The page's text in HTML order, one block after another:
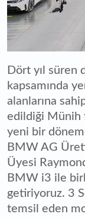
Dört yıl süren
kapsamında
alanlarına
edildiği Münih
yeni bir
BMW AG
Üyesi
BMW i3 ile
getiriyoruz. 3
temsil eden